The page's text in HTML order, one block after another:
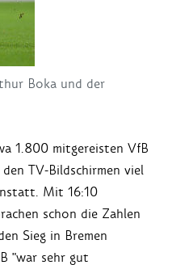
Boka und der
1.800 mitgereisten VfB
TV-Bildschirmen viel
Mit 16:10
schon die Zahlen
Sieg in Bremen
"war sehr gut